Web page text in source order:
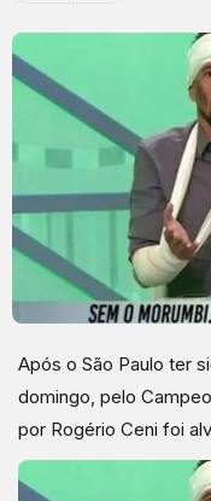
Após o São Paulo ter
domingo, pelo
por Rogério Ceni foi